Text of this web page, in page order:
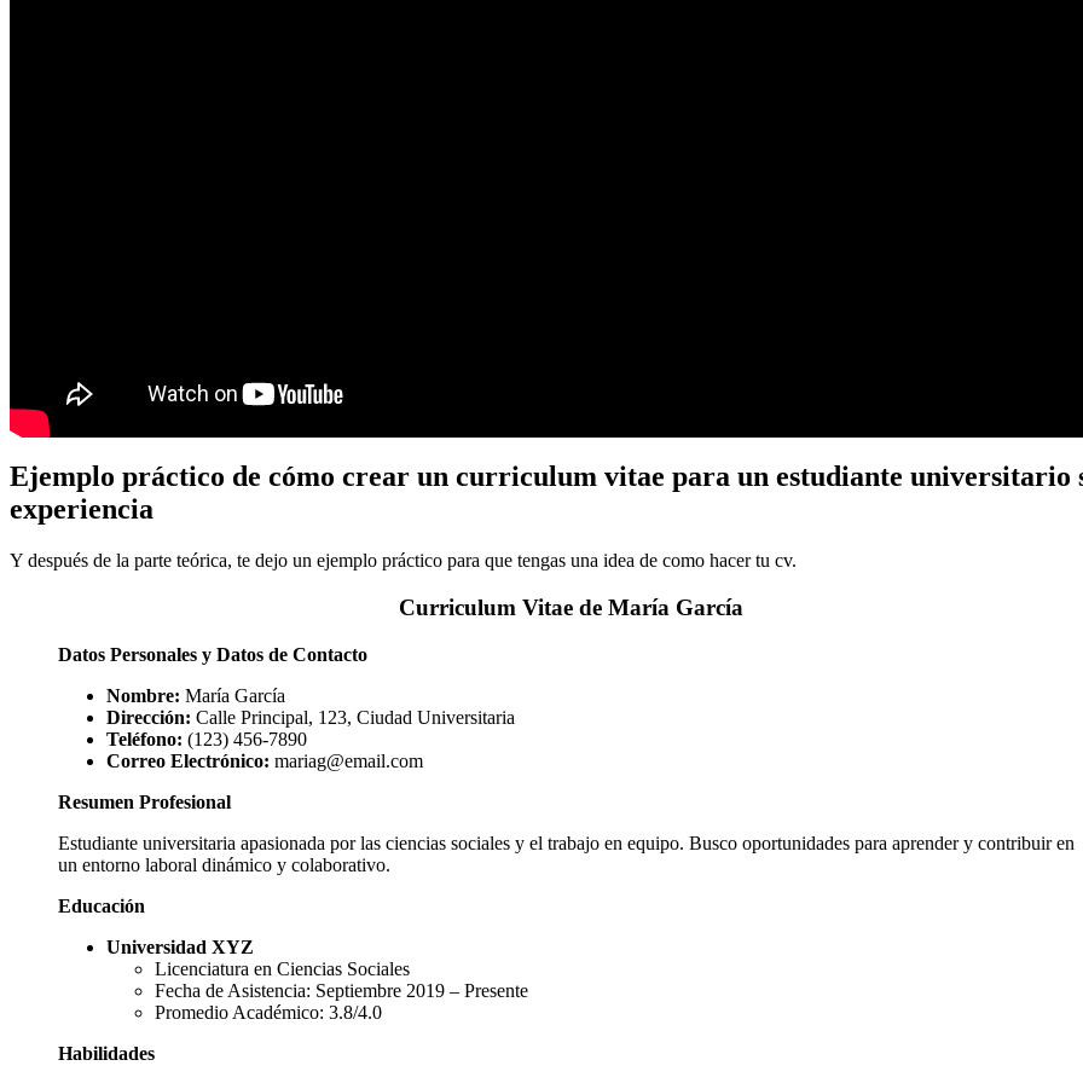
Ejemplo práctico de cómo crear un curriculum vitae para un estudiante universitario
experiencia
Y después de la parte teórica, te dejo un ejemplo práctico para que tengas una idea de como hacer tu cv.
Curriculum Vitae de María García
Datos Personales y Datos de Contacto
Nombre: María García
Dirección: Calle Principal, 123, Ciudad Universitaria
Teléfono: (123) 456-7890
Correo Electrónico: mariag@email.com
Resumen Profesional
Estudiante universitaria apasionada por las ciencias sociales y el trabajo en equipo. Busco oportunidades para aprender y contribuir en
un entorno laboral dinámico y colaborativo.
Educación
Universidad XYZ
Licenciatura en Ciencias Sociales
Fecha de Asistencia: Septiembre 2019 – Presente
Promedio Académico: 3.8/4.0
Habilidades